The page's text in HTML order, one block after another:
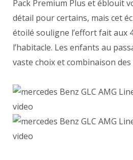
Pack Premium Plus et éblouit
détail pour certains, mais cet
étoilé souligne l’effort fait aux
l’habitacle. Les enfants au
vaste choix et combinaison